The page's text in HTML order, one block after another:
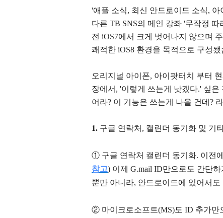
'애플 소식, 최신 안드로이드 소식,
다른 TB SNS의 메인 강좌 '무작정 따
전 iOS7에서 크게 벗어나지 않으며
쾌적한 iOS8 환경을 목적으로 구성됐
오리지널 아이폰, 아이팟터치 부터
장에서, '이렇게 쓰는게 낫겠다.' 싶
어라? 이 기능은 쓰는게 나을 건데?
1. 구글 연락처, 캘린더 동기화 및 기
① 구글 연락처 캘린더 동기화. 이전
참고) 이제 G.mail ID만으로도 간단
뿐만 아니라, 안드로이드에 있어서
② 마이크로소프트(MS)도 ID 추가